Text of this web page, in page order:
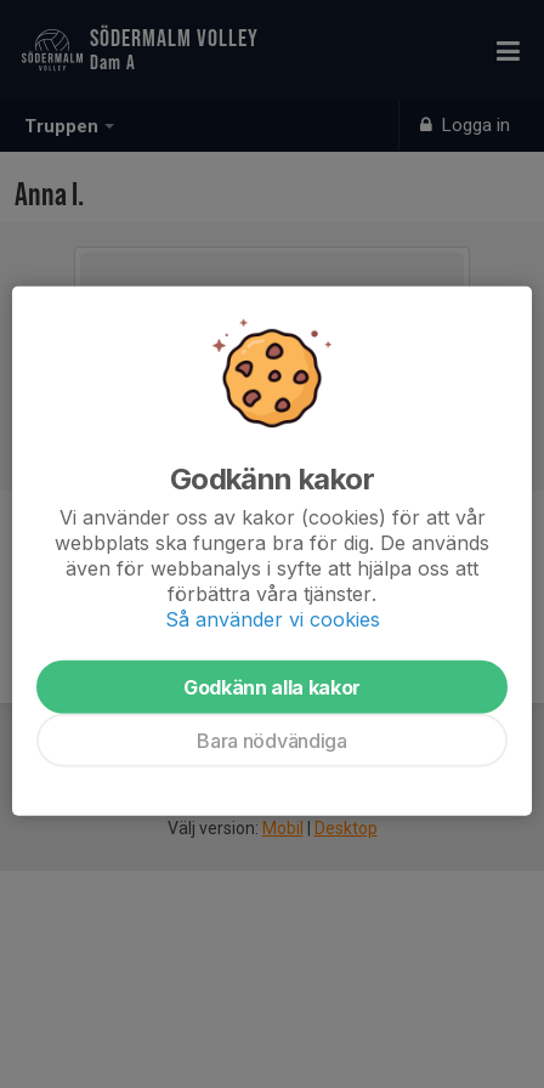
Truppen Logga in
SÖDERMALM VOLLEY
Dam A
Anna I.
Ålder 26 år
Välj version: Mobil Desktop
Godkänn kakor
Vi använder oss av kakor (cookies) för att vår
webbplats ska fungera bra för dig. De används
även för webbanalys i syfte att hjälpa oss att
förbättra våra tjänster.
Så använder vi cookies
Godkänn alla kakor
Bara nödvändiga